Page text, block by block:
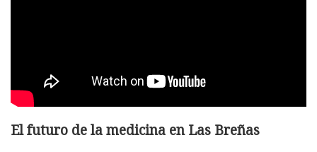
El futuro de la medicina en Las Breñas